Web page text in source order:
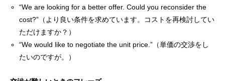
“We are looking for a better offer. Could you reconsider the
cost?”（より良い条件を求めています。コストを再検討してい
ただけますか？）
“We would like to negotiate the unit price.”（単価の交渉をし
たいのですが。）